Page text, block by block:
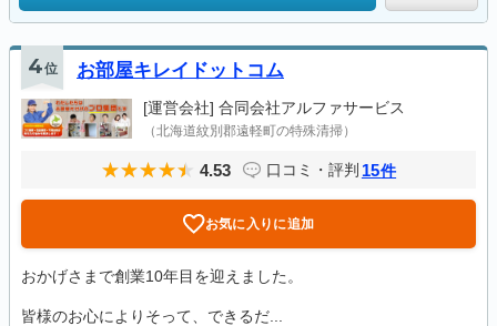
4位 お部屋キレイドットコム
[運営会社] 合同会社アルファサービス
（北海道紋別郡遠軽町の特殊清掃）
4.53 口コミ・評判 15件
お気に入りに追加
おかげさまで創業10年目を迎えました。
皆様のお心によりそって、できるだ...